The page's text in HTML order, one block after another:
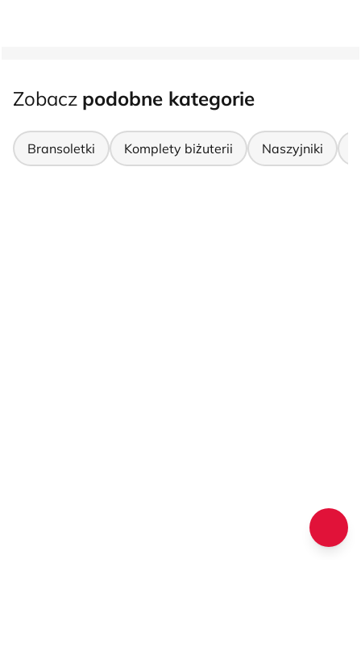
Zobacz podobne kategorie
Bransoletki Komplety biżuterii Naszyjniki